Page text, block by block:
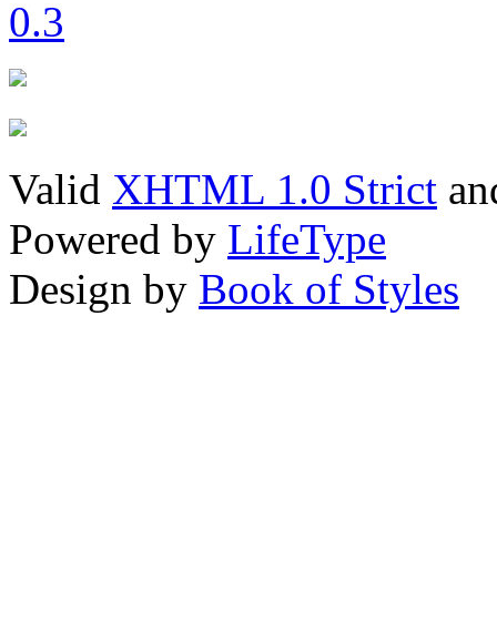
Valid XHTML 1.0 Strict
Powered by LifeType
Design by Book of Styles